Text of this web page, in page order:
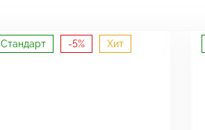
Стандарт -5% Хит